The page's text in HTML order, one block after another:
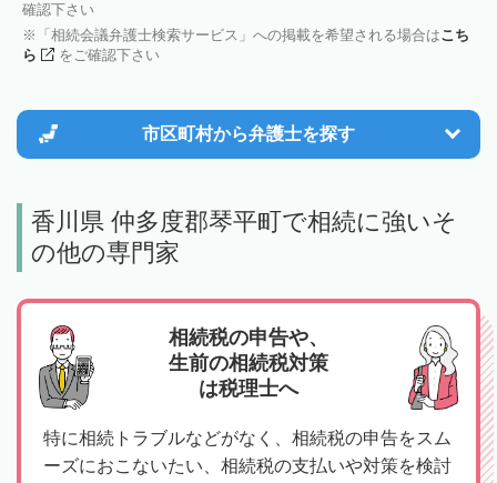
確認下さい
「相続会議弁護士検索サービス」への掲載を希望される場合はこち
ら
をご確認下さい
市区町村から弁護士を探す
香川県 仲多度郡琴平町で相続に強いそ
の他の専門家
相続税の申告や、
生前の相続税対策
は税理士へ
特に相続トラブルなどがなく、相続税の申告をスム
ーズにおこないたい、相続税の支払いや対策を検討